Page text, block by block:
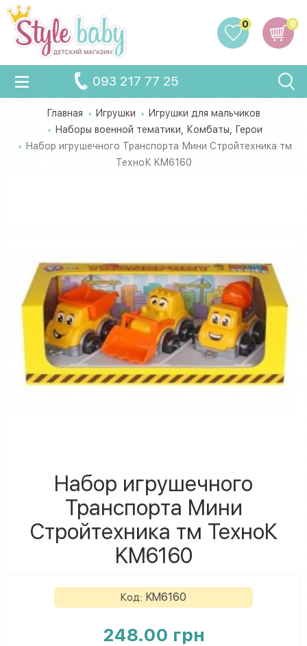
0
0
093 217 77 25
Главная Игрушки
Игрушки для мальчиков
Наборы военной тематики, Комбаты, Герои
Набор игрушечного Транспорта Мини Стройтехника тм
ТехноК KM6160
Набор игрушечного
Транспорта Мини
Стройтехника тм ТехноК
KM6160
Код: KM6160
248.00 грн